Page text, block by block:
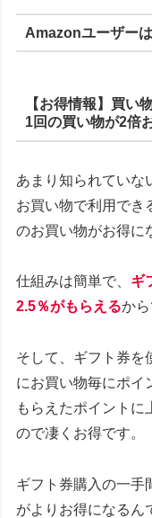
Amazonユーザー
【お得情報】買い
1回の買い物が2倍
あまり知られていな
お買い物で利用でき
のお買い物がお得に
仕組みは簡単で、 ギ
2.5％がもらえるから
そして、ギフト券を
にお買い物毎にポイ
もらえたポイントに
ので凄くお得です。
ギフト券購入の一手
がよりお得になるん